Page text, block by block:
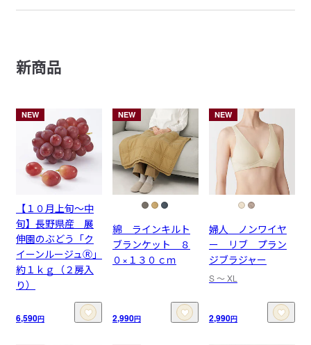
新商品
NEW
【１０月上旬～中
旬】長野県産 展
伸園のぶどう「ク
イーンルージュⓇ」
約１ｋｇ（２房入
り）
6,590円
NEW
綿 ラインキルト
ブランケット ８
０×１３０ｃｍ
2,990円
NEW
婦人 ノンワイヤ
ー リブ プラン
ジブラジャー
S 〜 XL
2,990円